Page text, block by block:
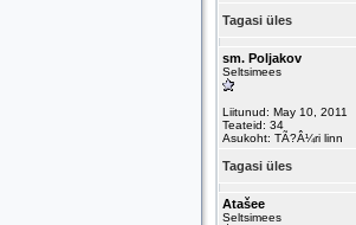
Tagasi üles
sm. Poljakov
Seltsimees
Liitunud: May 10, 2011
Teateid: 34
Asukoht: TÃ?Â¼ri linn
Tagasi üles
Atašee
Seltsimees